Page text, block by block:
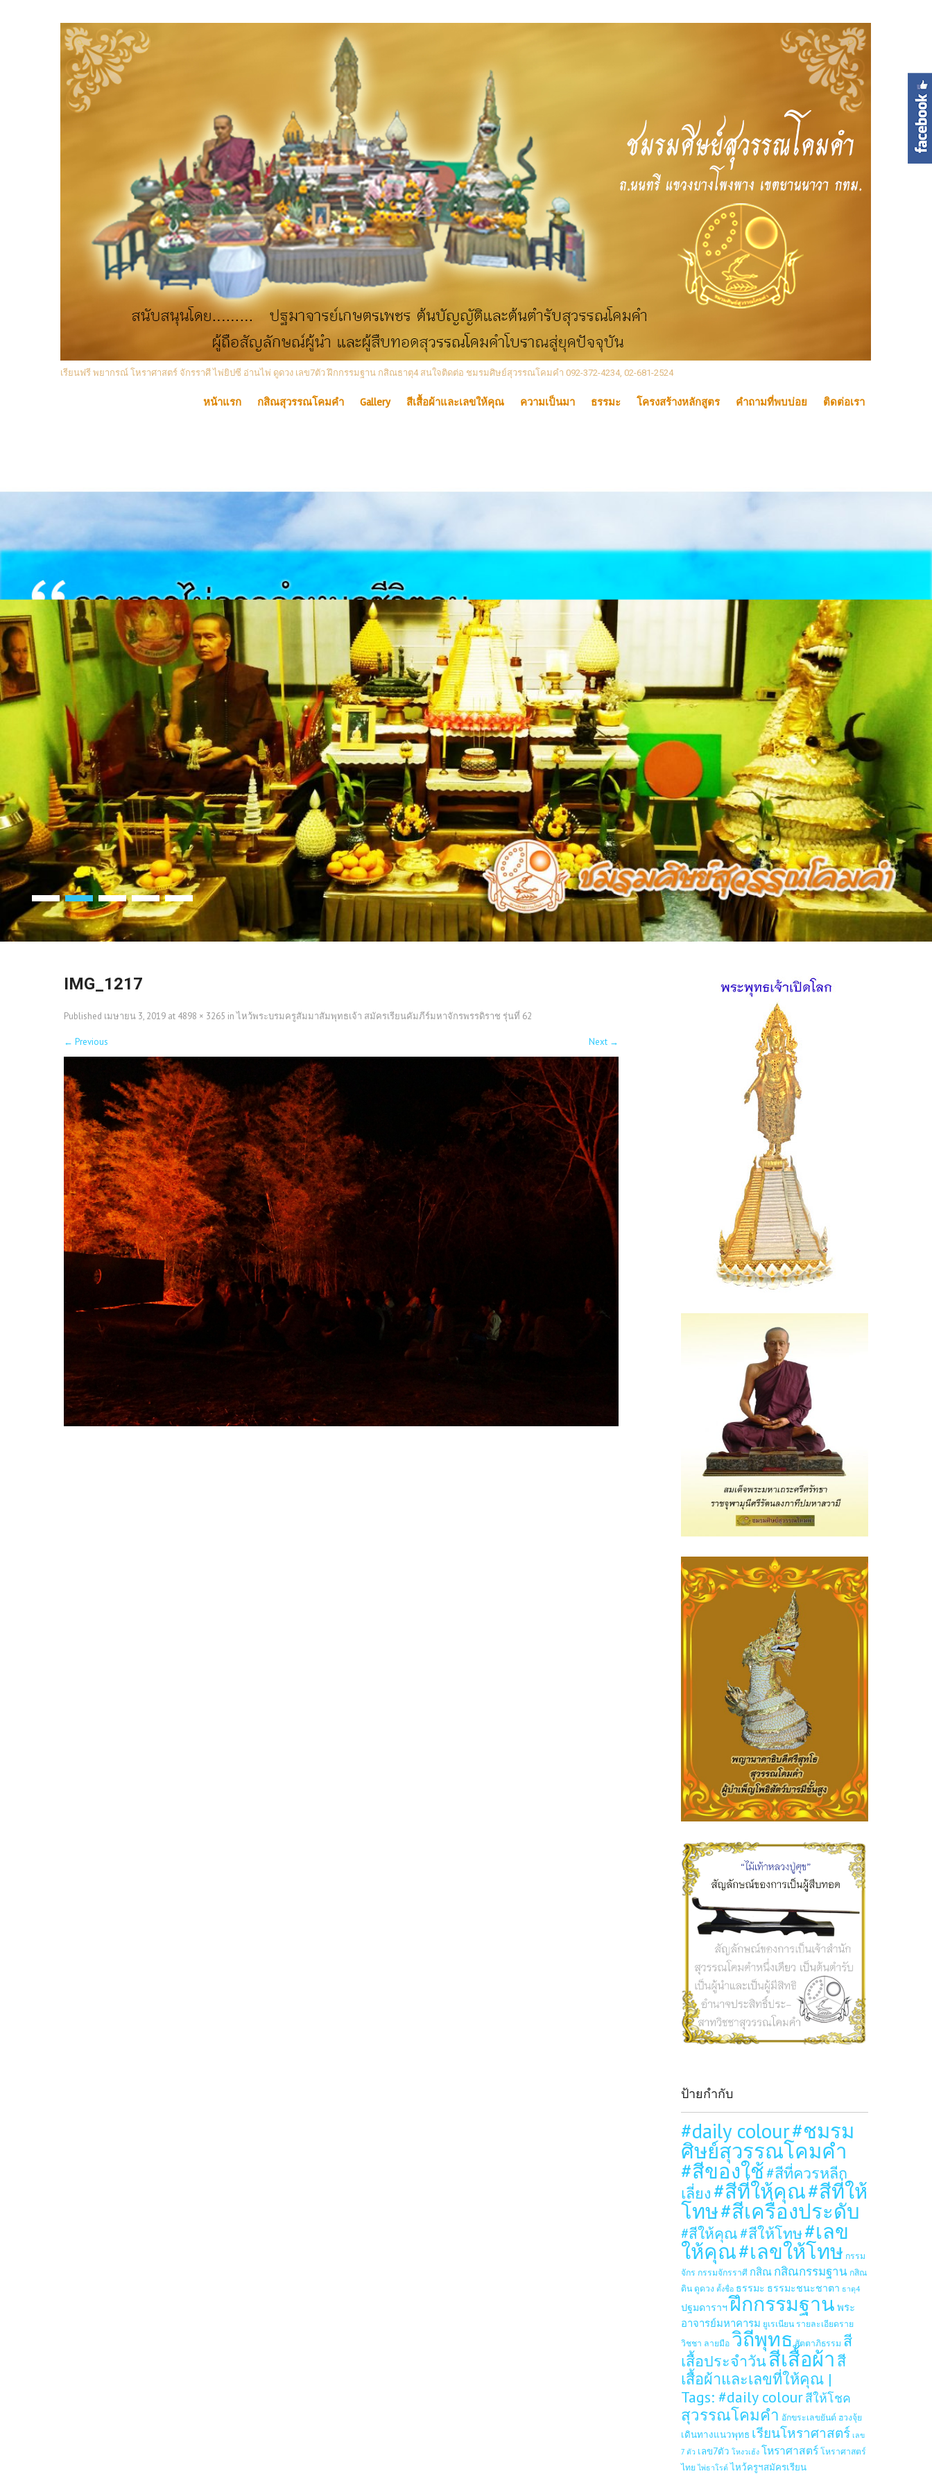
เรียนฟรี พยากรณ์ โหราศาสตร์ จักรราศี ไพ่ยิปซี อ่านไพ่ ดูดวง เลข7ตัว ฝึกกรรมฐาน กสิณธาตุ4 สนใจติดต่อ ชมรมศิษย์สุวรรณโคมคำ 092-372-4234, 02-681-2524
หน้าแรก กสิณสุวรรณโคมคำ Gallery สีเสื้อผ้าและเลขให้คุณ ความเป็นมา ธรรมะ โครงสร้างหลักสูตร คำถามที่พบบ่อย ติดต่อเรา
IMG_1217
Published เมษายน 3, 2019 at 4898 × 3265 inไหว้พระบรมครูสัมมาสัมพุทธเจ้า สมัครเรียนคัมภีร์มหาจักรพรรดิราช รุ่นที่ 62
← Previous Next →
ป้ายกำกับ
#daily colour#ชมรม
ศิษย์สุวรรณโคมคำ
#สีของใช้#สีที่ควรหลีก
เลี่ยง #สีที่ให้คุณ#สีที่ให้
โทษ#สีเครื่องประดับ
#สีให้คุณ#สีให้โทษ#เลข
ให้คุณ#เลขให้โทษ กรรม
จักร กรรมจักรราศี กสิณ กสิณกรรมฐาน กสิณ
ดินดูดวง ตั้งชื่อ ธรรมะ ธรรมะชนะชาตา ธาตุ4
ปฐมดาราฯฝึกกรรมฐาน พระ
อาจารย์มหาคารม ยูเรเนียน รายละเอียดราย
วิชชา ลายมือวิถีพุทธ สัตตาภิธรรม สี
เสื้อประจำวันสีเสื้อผ้า สี
เสื้อผ้าและเลขที่ให้คุณ |
Tags: #daily colourสีให้โชค
สุวรรณโคมคำ อักขระเลขยันต์ ฮวงจุ้ย
เดินทางแนวพุทธ เรียนโหราศาสตร์ เลข
7 ตัว เลข7ตัว โหงวเฮ้ง โหราศาสตร์โหราศาสตร์
ไทย ไพ่ธาโรต์ ไหว้ครูฯสมัครเรียน